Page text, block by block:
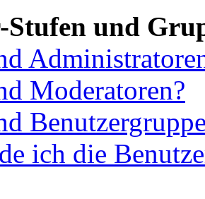
Stufen und
Moderatoren?
ich die